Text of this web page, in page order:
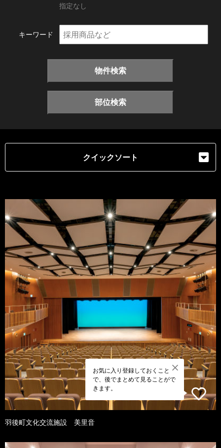
指定なし
キーワード
物件検索
部位検索
クイックソート
お気に入り登録しておくこと
で、後でまとめて見ることがで
きます。
羽後町文化交流施設 美里音